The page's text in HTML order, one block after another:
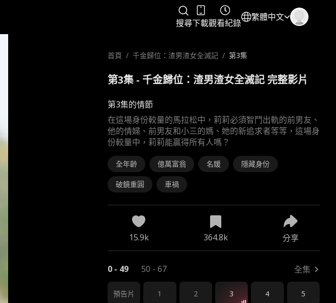
搜尋下載觀看紀錄
繁體中文
首頁 / 千金歸位：渣男渣女全滅記 / 第3集
第3集 - 千金歸位：渣男渣女全滅記 完整影片
第3集的情節
在這場身份較量的馬拉松中，莉莉必須智鬥出軌的前男友、
他的情婦、前男友和小三的媽、她的新追求者等等，這場身
份較量中，莉莉能贏得所有人嗎？
全年齡 億萬富翁 名媛 隱藏身份
破鏡重圓 車禍
15.9k 364.8k 分享
0 - 49 50 - 67 全集
預告片 1 2 3 4 5